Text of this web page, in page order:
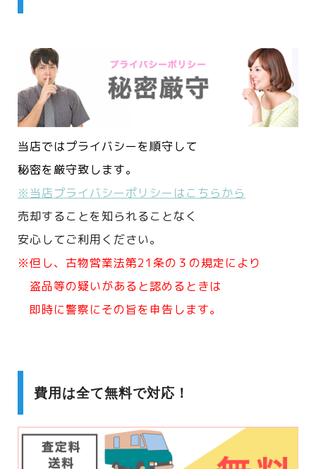
当店ではプライバシーを順守して
秘密を厳守致します。
※当店プライバシーポリシーはこちらから
売却することを知られることなく
安心してご利用ください。
※但し、古物営業法第21条の３の規定により
盗品等の疑いがあると認めるときは
即時に警察にその旨を申告します。
費用は全て無料で対応！